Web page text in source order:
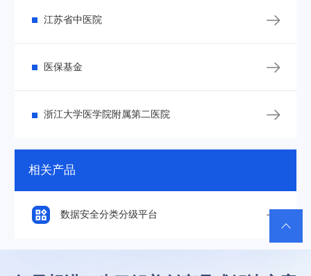
江苏省中医院 
医保基金 
浙江大学医学院附属第二医院 
相关产品
数据安全分类分级平台 
